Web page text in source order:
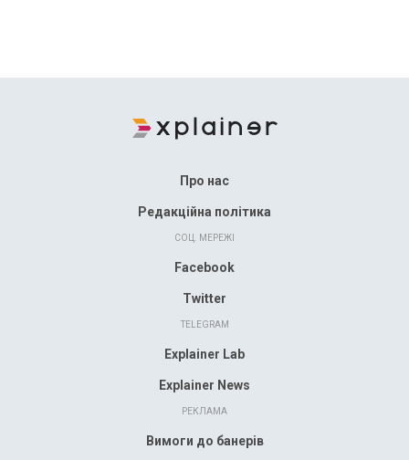
Про нас
Редакційна політика
СОЦ. МЕРЕЖІ
Facebook
Twitter
TELEGRAM
Explainer Lab
Explainer News
РЕКЛАМА
Вимоги до банерів